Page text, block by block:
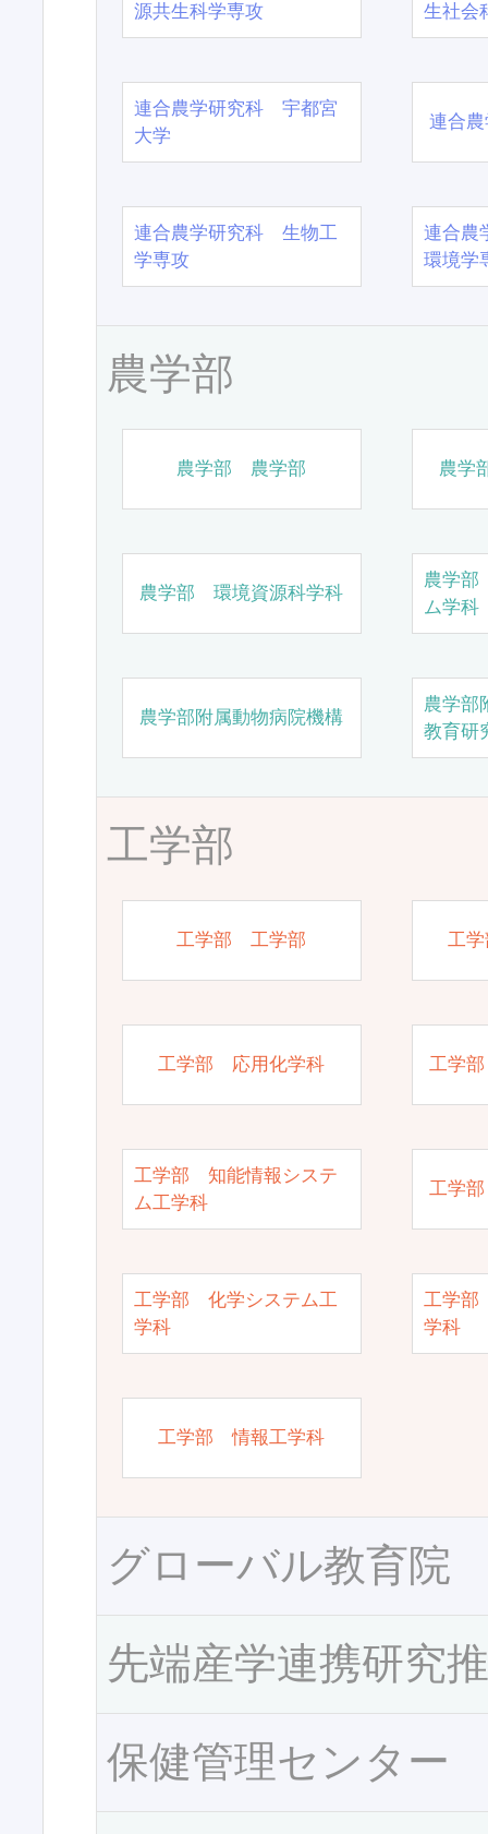
源共生科学専攻
生社会
連合農学研究科 宇都宮
大学
連合
連合農学研究科 生物工
学専攻
連合農
環境学
農学部
農学部 農学部 農学
農学部 環境資源科学科
農学
ム学科
農学部附属動物病院機構
農学部
教育研
工学部
工学部 工学部 工
工学部 応用化学科 工学
工学部 知能情報システ
ム工学科
工学
工学部 化学システム工
学科
工学部
学科
工学部 情報工学科
グローバル教育院
先端産学連携研究
保健管理センター